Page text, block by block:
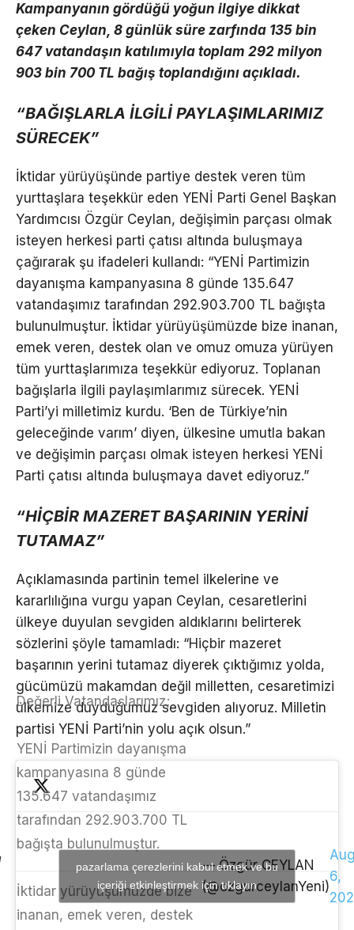
Kampanyanın gördüğü yoğun ilgiye dikkat
çeken Ceylan, 8 günlük süre zarfında 135 bin
647 vatandaşın katılımıyla toplam 292 milyon
903 bin 700 TL bağış toplandığını açıkladı.
“BAĞIŞLARLA İLGİLİ PAYLAŞIMLARIMIZ
SÜRECEK”
İktidar yürüyüşünde partiye destek veren tüm
yurttaşlara teşekkür eden YENİ Parti Genel Başkan
Yardımcısı Özgür Ceylan, değişimin parçası olmak
isteyen herkesi parti çatısı altında buluşmaya
çağırarak şu ifadeleri kullandı: “YENİ Partimizin
dayanışma kampanyasına 8 günde 135.647
vatandaşımız tarafından 292.903.700 TL bağışta
bulunulmuştur. İktidar yürüyüşümüzde bize inanan,
emek veren, destek olan ve omuz omuza yürüyen
tüm yurttaşlarımıza teşekkür ediyoruz. Toplanan
bağışlarla ilgili paylaşımlarımız sürecek. YENİ
Parti’yi milletimiz kurdu. ‘Ben de Türkiye’nin
geleceğinde varım’ diyen, ülkesine umutla bakan
ve değişimin parçası olmak isteyen herkesi YENİ
Parti çatısı altında buluşmaya davet ediyoruz.”
“HİÇBİR MAZERET BAŞARININ YERİNİ
TUTAMAZ”
Açıklamasında partinin temel ilkelerine ve
kararlılığına vurgu yapan Ceylan, cesaretlerini
ülkeye duyulan sevgiden aldıklarını belirterek
sözlerini şöyle tamamladı: “Hiçbir mazeret
başarının yerini tutamaz diyerek çıktığımız yolda,
gücümüzü makamdan değil milletten, cesaretimizi
ülkemize duyduğumuz sevgiden alıyoruz. Milletin
partisi YENİ Parti’nin yolu açık olsun.”
Değerli Vatandaşlarımız;
YENİ Partimizin dayanışma
kampanyasına 8 günde
135.647 vatandaşımız
tarafından 292.903.700 TL
bağışta bulunulmuştur.
İktidar yürüyüşümüzde bize
inanan, emek veren, destek
— Özgür CEYLAN
(@ozgurceylanYeni)
6,
pazarlama çerezlerini kabul etmek ve bu
içeriği etkinleştirmek için tıklayın